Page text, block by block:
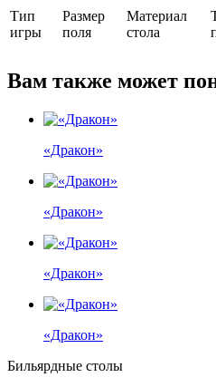
Тип
игры
Размер
поля
Материал
стола
Вам также может
«Дракон»
«Дракон»
«Дракон»
«Дракон»
Бильярдные столы